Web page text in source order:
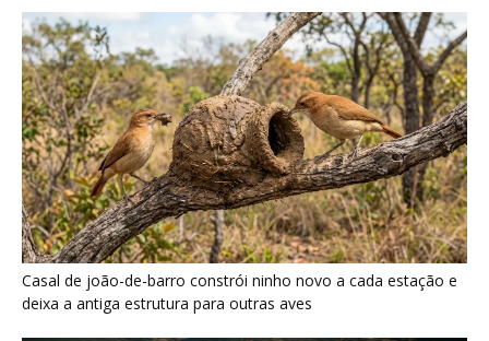
Poraquê sincroniza descargas elétricas em grupo para
amplificar campo elétrico e atordoar cardumes de peixes
maiores na Amazônia